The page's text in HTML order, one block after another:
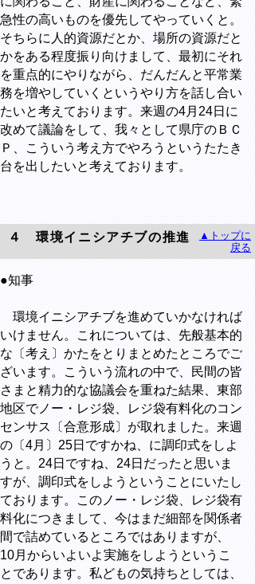
急性の高いものを優先してやっていくと。
そちらに人的資源だとか、場所の資源だと
かをある程度振り向けまして、最初にそれ
を重点的にやりながら、だんだんと平常業
務を増やしていくというやり方を話し合い
たいと考えております。来週の4月24日に
改めて議論をして、我々として県庁のＢＣ
Ｐ、こういう考え方でやろうというたたき
台を出したいと考えております。
４ 環境イニシアチブの推進
▲トップに
戻る
●知事
環境イニシアチブを進めていかなければ
いけません。これについては、先般基本的
な〔考え〕かたをとりまとめたところでご
ざいます。こういう流れの中で、民間の皆
さまと精力的な協議会を重ねた結果、東部
地区でノー・レジ袋、レジ袋有料化のコン
センサス〔合意形成〕が取れました。来週
の〔4月〕25日ですかね、に調印式をしよ
うと。24日ですね、24日だったと思いま
すが、調印式をしようということにいたし
ております。このノー・レジ袋、レジ袋有
料化につきまして、今はまだ細部を関係者
間で詰めているところではありますが、
10月からいよいよ実施をしようというこ
とであります。私どもの気持ちとしては、